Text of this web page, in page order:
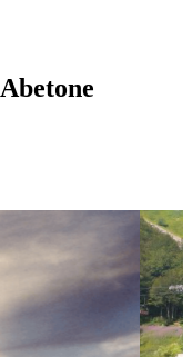
Abetone